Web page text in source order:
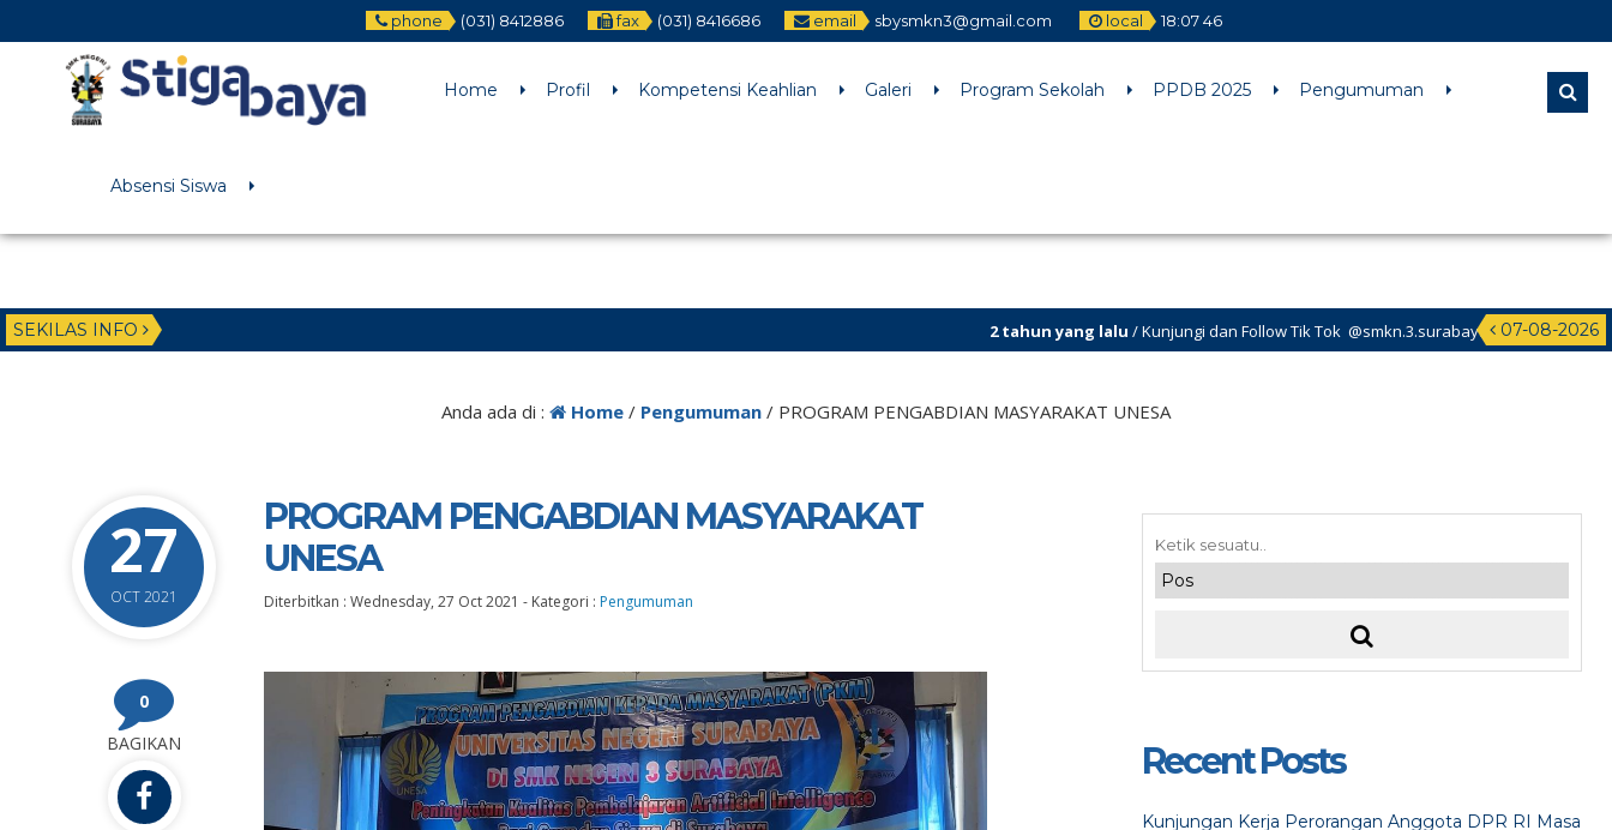
: Function WP_Dependencies->add_data() was called with an argument that is deprecatedsince version 6.9.0! IE conditional comments are ignored by all supported browsers. in
/home/u6225882/public_html/wp-includes/functions.php
phone (031) 8412886 fax (031) 8416686 email sbysmkn3@gmail.com local 18:07 47
Home Profil Kompetensi Keahlian Galeri Program Sekolah PPDB 2025 Pengumuman
Absensi Siswa
SEKILAS INFO 07-08-2026
2 tahun yang lalu/ Kunjungi dan Follow Tik Tok @smkn.3.surabaya untuk info info terbaru dari SMK
Anda ada di : Home / Pengumuman / PROGRAM PENGABDIAN MASYARAKAT UNESA
27
OCT 2021
PROGRAM PENGABDIAN MASYARAKAT
UNESA
Diterbitkan : Wednesday, 27 Oct 2021 - Kategori : Pengumuman
0
BAGIKAN
Recent Posts
Kunjungan Kerja Perorangan Anggota DPR RI Masa